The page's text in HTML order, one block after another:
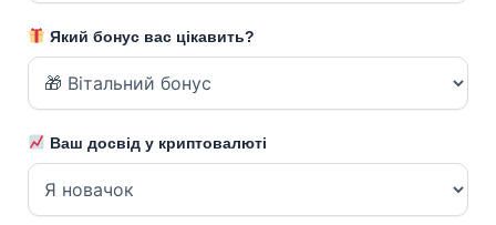
Який бонус вас цікавить?
Ваш досвід у криптовалюті